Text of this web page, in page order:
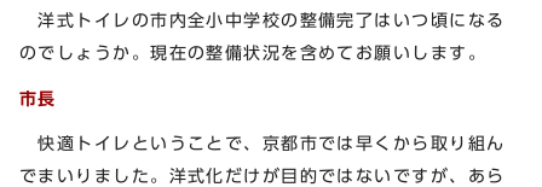
洋式トイレの市内全小中学校の整備完了はいつ頃になる
のでしょうか。現在の整備状況を含めてお願いします。
市長
快適トイレということで、京都市では早くから取り組ん
でまいりました。洋式化だけが目的ではないですが、あら